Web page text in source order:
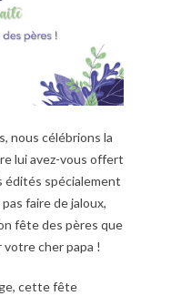
nous célébrions la
lui avez-vous offert
édités spécialement
faire de jaloux,
fête des pères que
cher papa !
cette fête